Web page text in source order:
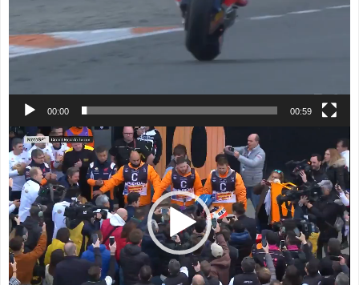
00:00 00:59
動
画
プ
レ
ー
ヤ
ー